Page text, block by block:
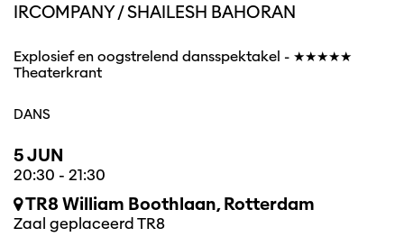
IRCOMPANY / SHAILESH BAHORAN
Explosief en oogstrelend dansspektakel - ★★★★★
Theaterkrant
DANS
5 JUN
20:30 - 21:30
TR8 William Boothlaan, Rotterdam
Zaal geplaceerd TR8